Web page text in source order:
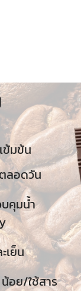
ข้มข้น
ลอดวัน
คุมน้ำ
เย็น
อย/ใช้สาร